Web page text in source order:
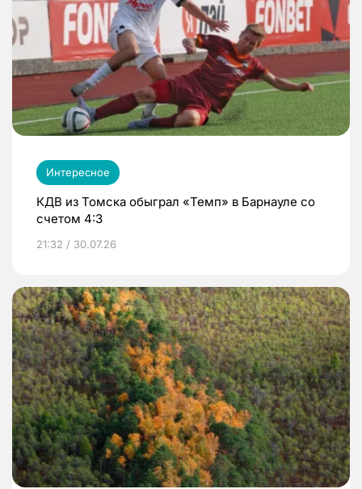
Интересное
КДВ из Томска обыграл «Темп» в Барнауле со
счетом 4:3
21:32 / 30.07.26